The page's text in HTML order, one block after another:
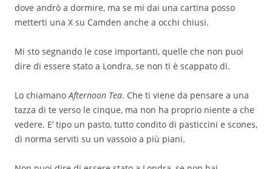
dove andrò a dormire, ma se mi dai una cartina posso
metterti una X su Camden anche a occhi chiusi.
Mi sto segnando le cose importanti, quelle che non puoi
dire di essere stato a Londra, se non ti è scappato di.
Lo chiamanoAfternoon Tea. Che ti viene da pensare a una
tazza di te verso le cinque, ma non ha proprio niente a che
vedere. E’ tipo un pasto, tutto condito di pasticcini e scones,
di norma serviti su un vassoio a più piani.